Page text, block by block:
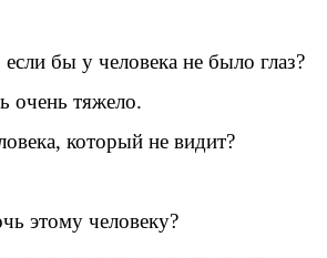
бы у человека не было глаз?
очень тяжело.
который не видит?
этому человеку?